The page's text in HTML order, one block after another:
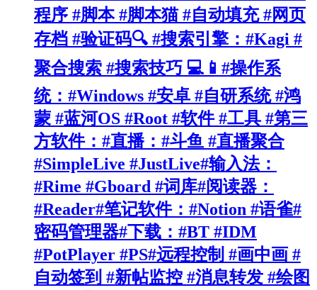
程序 #脚本 #脚本猫 #自动填充 #网页
存档 #验证码🔍 #搜索引擎：#Kagi #
聚合搜索 #搜索技巧 💻📱#操作系
统：#Windows #安卓 #自研系统 #鸿
蒙 #蓝河OS #Root #软件 #工具 #第三
方软件：#直播：#斗鱼 #直播聚合
#SimpleLive #JustLive#输入法：
#Rime #Gboard #词库#阅读器：
#Reader#笔记软件：#Notion #语雀#
密码管理器#下载：#BT #IDM
#PotPlayer #PS#远程控制 #画中画 #
自动签到 #新帖监控 #消息转发 #绘图